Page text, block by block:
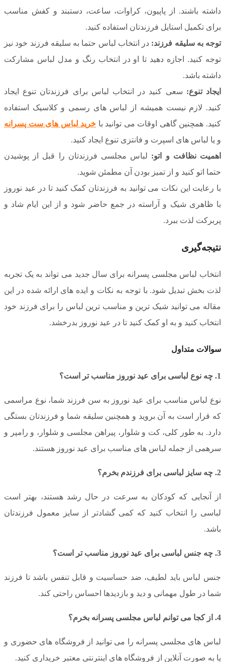
داشته باشند. از پاپیون، کراوات، ساعت، دستبند و کفش مناسب
برای تکمیل استایل فرزندتان استفاده کنید.
توجه به سلیقه فرزند: در انتخاب لباس حتما به سلیقه فرزند خود نیز
توجه کنید. اجازه دهید تا او در انتخاب رنگ و مدل لباس مشارکت
داشته باشد.
ایجاد تنوع: سعی کنید در انتخاب لباس برای فرزندتان تنوع ایجاد
کنید. لازم نیست همیشه از لباس های رسمی و کلاسیک استفاده
کنید. همچنین گاهی اوقات می توانید با خرید لباس های ست پسرانه
و یا لباس های اسپرت و فانتزی تنوع ایجاد کنید.
اهمیت نظافت و اتو: لباس مجلسی فرزندتان را قبل از پوشیدن
حتما اتو کنید و از تمیز بودن آن مطمئن شوید.
با رعایت این نکات می توانید به فرزندتان کمک کنید تا در عید نوروز
با ظاهری شیک و آراسته در جمع حاضر شود و از این ایام شاد و
پربرکت لذت ببرد.
نتیجه‌گیری
انتخاب لباس مجلسی پسرانه برای سال جدید می تواند به یک تجربه
لذت بخش تبدیل شود. با توجه به نکات و ایده های ارائه شده در این
مقاله می توانید شیک ترین و مناسب ترین لباس را برای فرزند خود
انتخاب کنید و به او کمک کنید تا در عید نوروز بدرخشد.
سوالات متداول
1. چه نوع لباسی برای عید نوروز مناسب تر است؟
نوع لباس مناسب برای عید نوروز به سن فرزند شما، نوع مراسمی
که قرار است به آن بروید و همچنین سلیقه شما و فرزندتان بستگی
دارد. به طور کلی، کت و شلوار، پیراهن مجلسی و شلوار، و رامپر و
سرهمی از جمله لباس های مناسب برای عید نوروز هستند.
2. چه سایز لباسی برای فرزندم بخرم؟
از آنجایی که کودکان به سرعت در حال رشد هستند، بهتر است
لباسی را انتخاب کنید که کمی گشادتر از سایز معمول فرزندتان
باشد.
3. چه جنس لباسی برای عید نوروز مناسب تر است؟
جنس لباس باید لطیف، ضد حساسیت و قابل تنفس باشد تا فرزند
شما در طول مهمانی و دید و بازدیدها احساس راحتی کند.
4. از کجا می توانم لباس مجلسی پسرانه بخرم؟
لباس های مجلسی پسرانه را می توانید از فروشگاه های حضوری و
یا به صورت آنلاین از فروشگاه های اینترنتی معتبر خریداری کنید.